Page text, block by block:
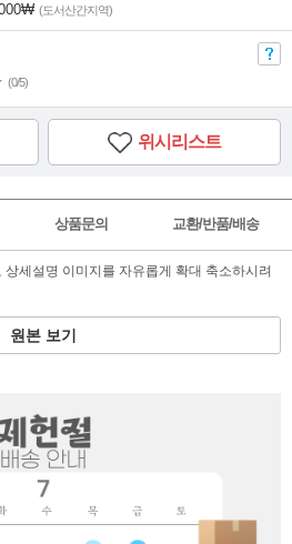
(도서산간지역)
(0/5)
위시리스트
상품문의 교환/반품/배송
세설명 이미지를 자유롭게 확대 축소하시려
원본 보기